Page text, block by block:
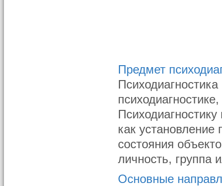
Предмет
как установление
состояния
личность, группа
Основные